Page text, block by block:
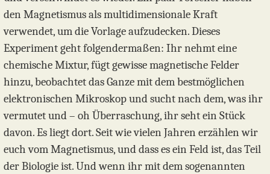
den Magnetismus als multidimensionale Kraft
verwendet, um die Vorlage aufzudecken. Dieses
Experiment geht folgendermaßen: Ihr nehmt eine
chemische Mixtur, fügt gewisse magnetische Felder
hinzu, beobachtet das Ganze mit dem bestmöglichen
elektronischen Mikroskop und sucht nach dem, was ihr
vermutet und – oh Überraschung, ihr seht ein Stück
davon. Es liegt dort. Seit wie vielen Jahren erzählen wir
euch vom Magnetismus, und dass es ein Feld ist, das Teil
der Biologie ist. Und wenn ihr mit dem sogenannten